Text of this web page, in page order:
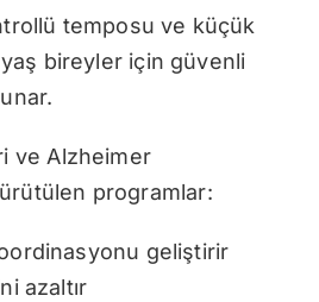
temposu ve küçük
yaş bireyler için güvenli
ve Alzheimer
programlar:
geliştirir
azaltır